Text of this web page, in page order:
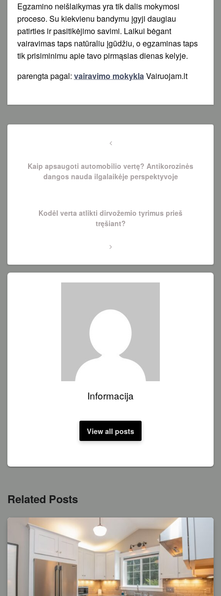
Egzamino neišlaikymas yra tik dalis mokymosi
proceso. Su kiekvienu bandymu įgyji daugiau
patirties ir pasitikėjimo savimi. Laikui bėgant
vairavimas taps natūraliu įgūdžiu, o egzaminas taps
tik prisiminimu apie tavo pirmąsias dienas kelyje.
parengta pagal: vairavimo mokyklaVairuojam.lt
Navigacija
Previous
Kaip apsaugoti automobilio vertę? Antikorozinės
dangos nauda ilgalaikėje perspektyvoje
Kodėl verta atlikti dirvožemio tyrimus prieš
tręšiant?
Informacija
View all posts
Related Posts